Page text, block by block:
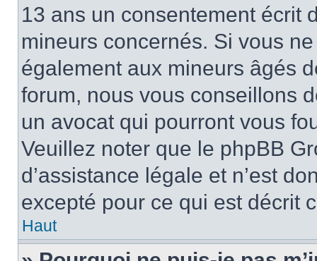
13 ans un consentement écrit
mineurs concernés. Si vous
également aux mineurs âgés
forum, nous vous conseillons
un avocat qui pourront vous
Veuillez noter que le phpBB
d’assistance légale et n’est
excepté pour ce qui est décrit
Haut